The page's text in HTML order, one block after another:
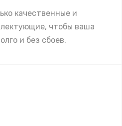
качественные и
чтобы ваша
и без сбоев.